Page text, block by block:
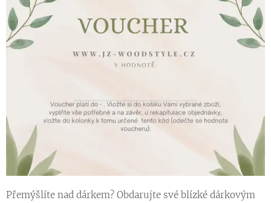
Přemýšlíte nad dárkem? Obdarujte své blízké dárkovým